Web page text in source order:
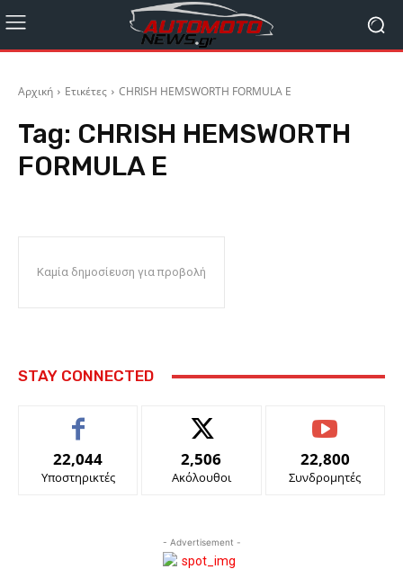
Αρχική Ετικέτες CHRISH HEMSWORTH FORMULA E
Tag: CHRISH HEMSWORTH
FORMULA E
Καμία δημοσίευση για προβολή
STAY CONNECTED
22,044
Υποστηρικτές
2,506
Ακόλουθοι
22,800
Συνδρομητές
- Advertisement -